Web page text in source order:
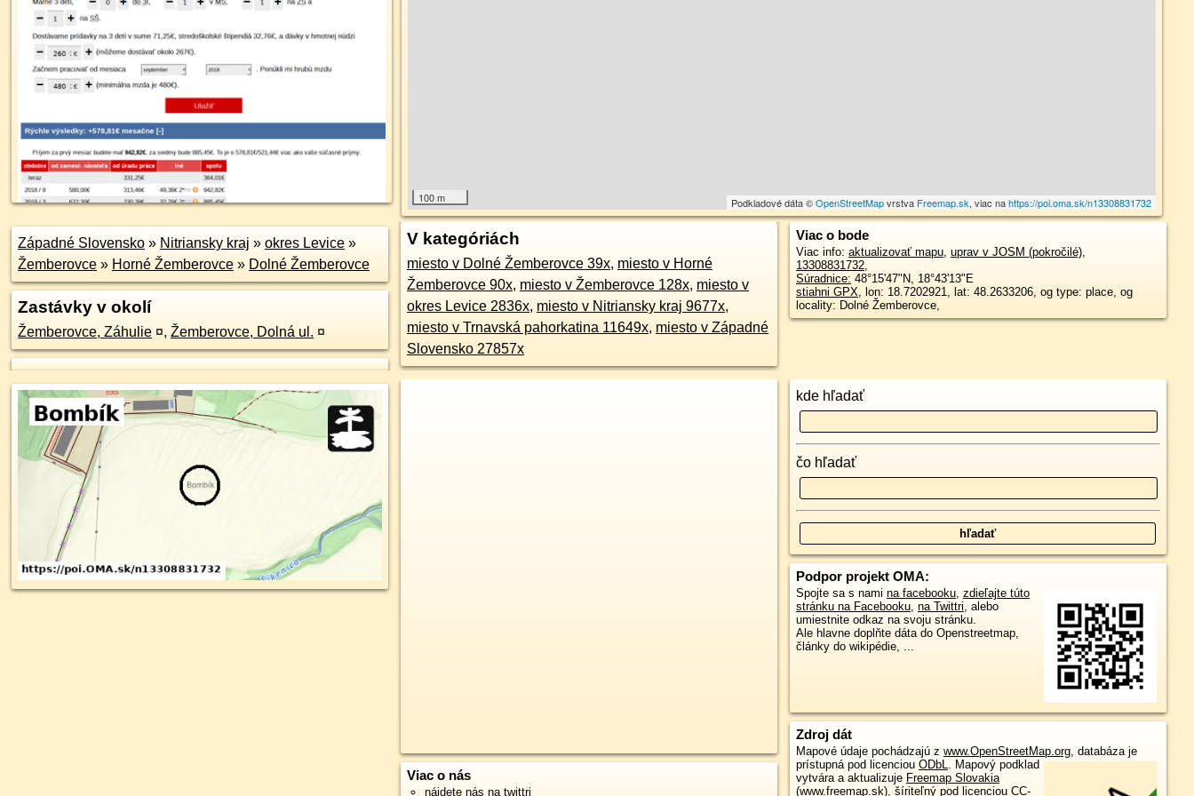
100 m Podkladové dáta ©OpenStreetMapvrstva Freemap.sk, viac nahttps://poi.oma.sk/n13308831732
Západné Slovensko » Nitriansky kraj » okres Levice »
Žemberovce » Horné Žemberovce » Dolné Žemberovce
Zastávky v okolí
Žemberovce, Záhulie ¤, Žemberovce, Dolná ul. ¤
V kategóriách
miesto v Dolné Žemberovce 39x, miesto v Horné
Žemberovce 90x, miesto v Žemberovce 128x, miesto v
okres Levice 2836x, miesto v Nitriansky kraj 9677x,
miesto v Trnavská pahorkatina 11649x, miesto v Západné
Slovensko 27857x
Viac o bode
Viac info: aktualizovať mapu, uprav v JOSM (pokročilé),
13308831732,
Súradnice: 48°15'47"N, 18°43'13"E
stiahni GPX, lon: 18.7202921, lat: 48.2633206, og type: place, og
locality: Dolné Žemberovce,
Viac o nás
nájdete nás na twittri
kde hľadať
čo hľadať
Podpor projekt OMA:
Spojte sa s nami na facebooku, zdieľajte túto
stránku na Facebooku, na Twittri, alebo
umiestnite odkaz na svoju stránku.
Ale hlavne doplňte dáta do Openstreetmap,
články do wikipédie, ...
Zdroj dát
Mapové údaje pochádzajú z www.OpenStreetMap.org, databáza je
prístupná pod licenciou ODbL. Mapový podklad
vytvára a aktualizuje Freemap Slovakia
(www.freemap.sk), šíriteľný pod licenciou CC-